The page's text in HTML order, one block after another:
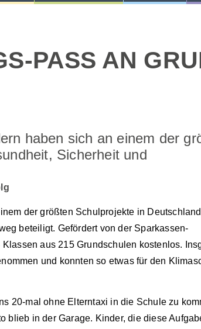
PASS AN
haben sich an einem der
Sicherheit und
der größten Schulprojekte in
beteiligt. Gefördert von der Sparkassen-
aus 215 Grundschulen kostenlos.
und konnten so etwas für den
20-mal ohne Elterntaxi in die Schule zu
blieb in der Garage. Kinder, die diese